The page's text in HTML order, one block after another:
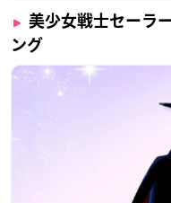
美少女戦士セーラ
ング